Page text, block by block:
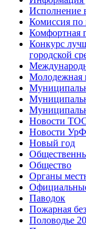
Исполнение
Комиссия по
Комфортная
Конкурс
городской
Молодежная
Новости
Новости
Новый год
Общество
Органы
Паводок
Пожарная
Половодье